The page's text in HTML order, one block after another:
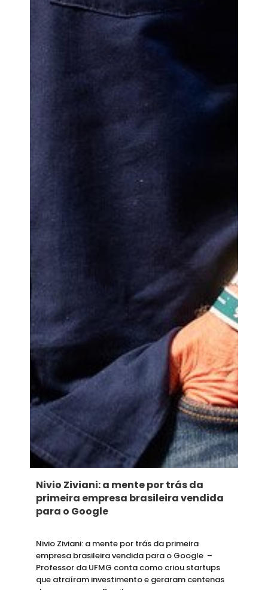
Nivio Ziviani: a mente por trás da
primeira empresa brasileira vendida
para o Google
Nivio Ziviani: a mente por trás da primeira
empresa brasileira vendida para o Google –
Professor da UFMG conta como criou startups
que atraíram investimento e geraram centenas